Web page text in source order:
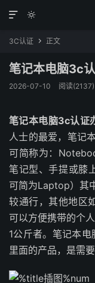


3C认证  正文
笔记本电脑3c
2026-07-10 阅读(2137)
笔记本电脑3c认证
人士的最爱，笔记
可简称为：
笔记型、手提或膝
可简为Laptop）其
较通行，其他地区
可以方便携带的个
1公斤者。笔记本
里面的产品，是需